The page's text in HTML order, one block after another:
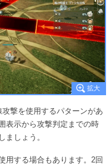
撃を使用するパターンがあ
表示から攻撃判定までの時
ましょう。
用する場合もあります。2回